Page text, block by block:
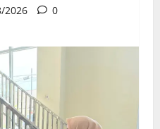
2026 0